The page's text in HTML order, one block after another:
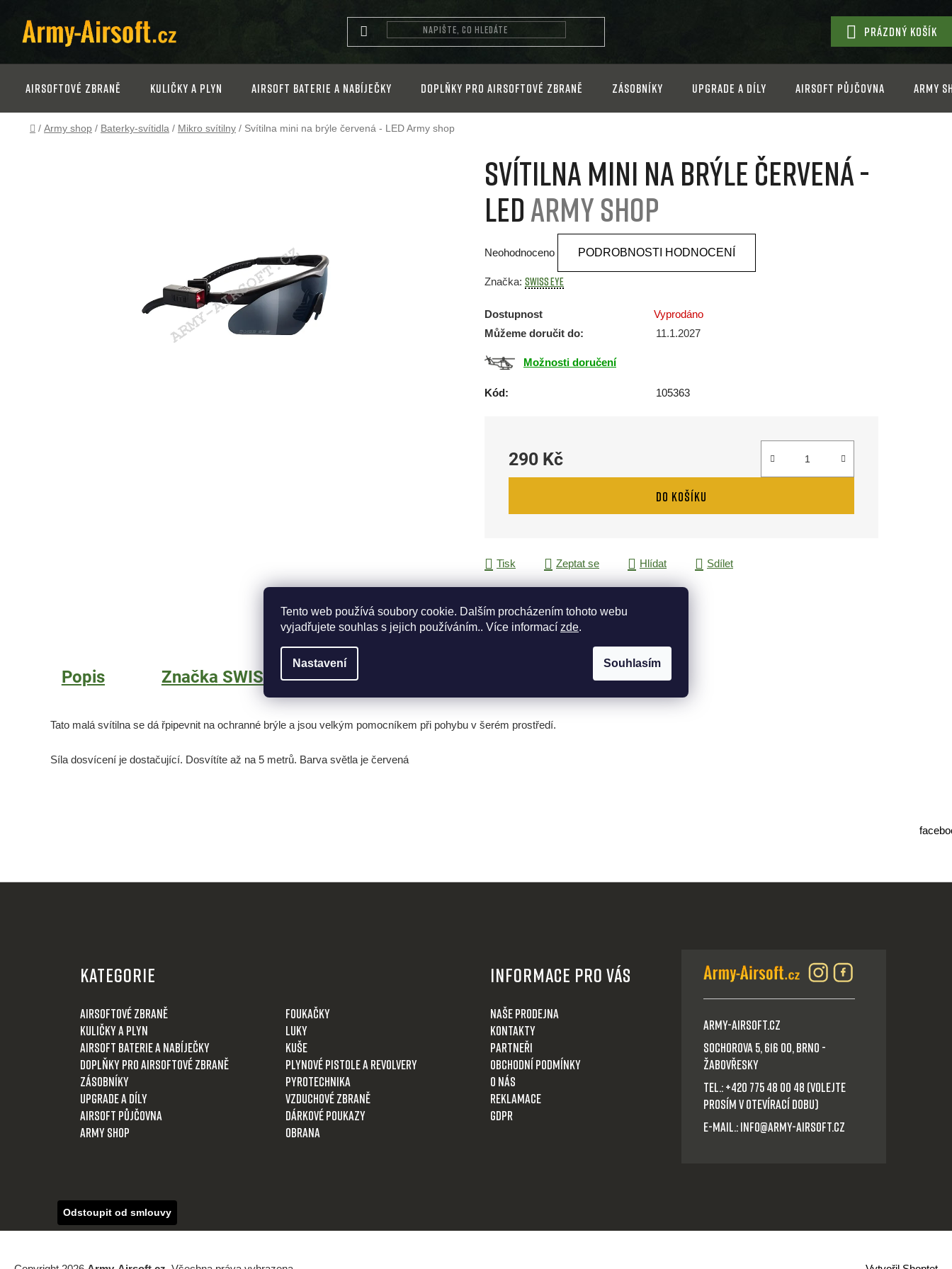
Tento web používá soubory cookie. Dalším procházením tohoto webu
vyjadřujete souhlas s jejich používáním.. Více informací zde.
Nastavení Souhlasím
obsah
NÁKUPNÍ
KOŠÍK
PRÁZDNÝ KOŠÍK
Airsoftové zbraně Kuličky a plyn Airsoft baterie a nabíječky Doplňky pro airsoftové zbraně Zásobníky Upgrade a díly Airsoft půjčovna Army
Domů
/ Army shop / Baterky-svítidla / Mikro svítilny / Svítilna mini na brýle červená - LEDArmy shop
Svítilna mini na brýle červená -
LEDArmy shop
produktu
0,0
z
5
Neohodnoceno PODROBNOSTI HODNOCENÍ
Značka: SWISS EYE
Dostupnost
Vyprodáno
Můžeme doručit do:
11.1.2027
Možnosti doručení
Kód: 105363
290 Kč
Měrná cena:
DO KOŠÍKU
Tisk Zeptat se Hlídat Sdílet
Popis Značka SWISS EYE
Tato malá svítilna se dá řpipevnit na ochranné brýle a jsou velkým pomocníkem při pohybu v šerém prostředí.
Síla dosvícení je dostačující. Dosvítíte až na 5 metrů. Barva světla je červená
KATEGORIE
Airsoftové zbraně
Kuličky a plyn
Airsoft baterie a nabíječky
Doplňky pro airsoftové zbraně
Zásobníky
Upgrade a díly
Airsoft půjčovna
Army shop
Foukačky
Luky
Kuše
Plynové pistole a revolvery
Pyrotechnika
Vzduchové zbraně
Dárkové poukazy
Obrana
Informace pro Vás
Naše prodejna
Kontakty
Partneři
Obchodní podmínky
O nás
Reklamace
GDPR
Army-Airsoft.cz
Sochorova 5, 616 00, Brno -
Žabovřesky
Tel.: +420 775 48 00 48 (volejte
prosím v otevírací dobu)
E-mail.: info@army-airsoft.cz
Odstoupit od smlouvy